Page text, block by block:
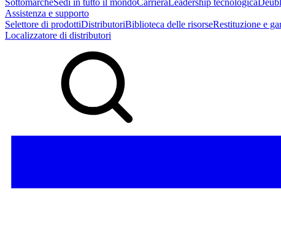
SottomarcheSedi in tutto il mondoCarrieraLeadership tecnologica
Assistenza e supporto
Selettore di prodottiDistributoriBiblioteca delle risorseRestituzione e
Localizzatore di distributori